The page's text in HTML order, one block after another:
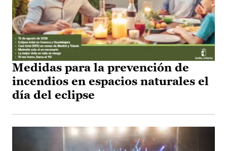
Medidas para la prevención de
incendios en espacios naturales el
día del eclipse